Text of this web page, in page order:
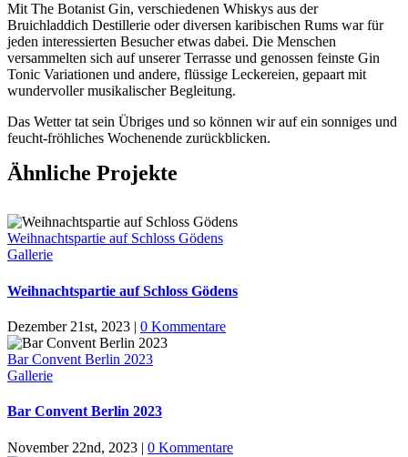
Mit The Botanist Gin, verschiedenen Whiskys aus der
Bruichladdich Destillerie oder diversen karibischen Rums war für
jeden interessierten Besucher etwas dabei. Die Menschen
versammelten sich auf unserer Terrasse und genossen feinste Gin
Tonic Variationen und andere, flüssige Leckereien, gepaart mit
wundervoller musikalischer Begleitung.
Das Wetter tat sein Übriges und so können wir auf ein sonniges und
feucht-fröhliches Wochenende zurückblicken.
Ähnliche Projekte
Weihnachtspartie auf Schloss Gödens
Gallerie
Weihnachtspartie auf Schloss Gödens
Dezember 21st, 2023 | 0 Kommentare
Bar Convent Berlin 2023
Gallerie
Bar Convent Berlin 2023
November 22nd, 2023 | 0 Kommentare